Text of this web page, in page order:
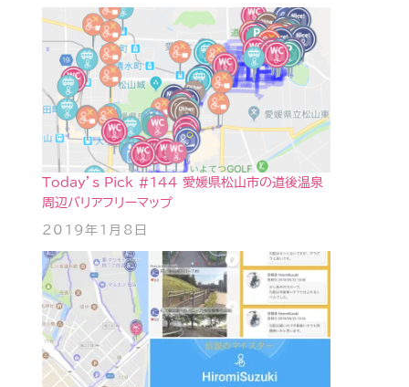
Today’s Pick #144 愛媛県松山市の道後温泉
周辺バリアフリーマップ
2019年1月8日